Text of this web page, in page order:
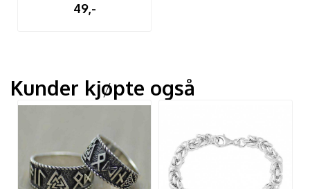
49,-
Kunder kjøpte også